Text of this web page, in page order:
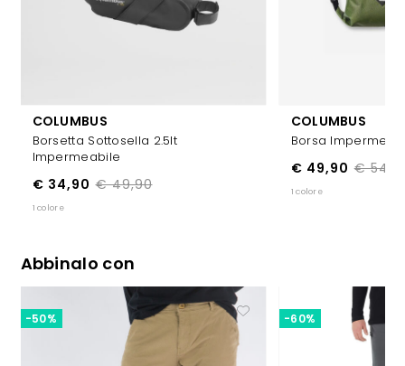
COLUMBUS
Borsetta Sottosella 2.5lt
Impermeabile
€ 49,90
€ 34,90
1 colore
COLUMBUS
Borsa
€
€ 49,90
1 colore
Abbinalo con
-50% -60%